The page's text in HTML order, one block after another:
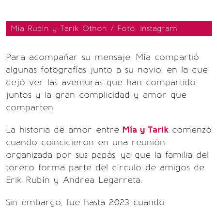
Mía Rubín y Tarik Othon / Foto: Instagram
Para acompañar su mensaje, Mía compartió
algunas fotografías junto a su novio, en la que
dejó ver las aventuras que han compartido
juntos y la gran complicidad y amor que
comparten.
La historia de amor entre Mía y Tarik comenzó
cuando coincidieron en una reunión
organizada por sus papás, ya que la familia del
torero forma parte del círculo de amigos de
Erik Rubín y Andrea Legarreta.
Sin embargo, fue hasta 2023 cuando